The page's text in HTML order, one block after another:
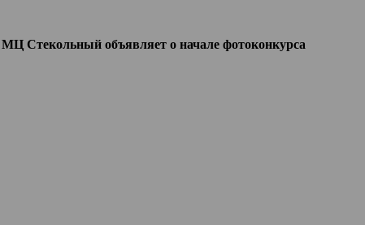
МЦ Стекольный объявляет о начале фотоконкурса